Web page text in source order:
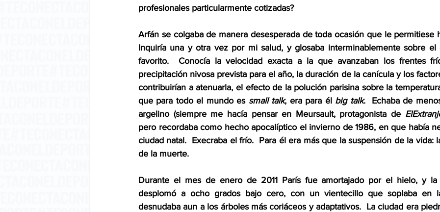
profesionales particularmente cotizadas?
Arfán se colgaba de manera desesperada de toda ocasión que le permitiese
Inquiría una y otra vez por mi salud, y glosaba interminablemente sobre el
favorito.  Conocía la velocidad exacta a la que avanzaban los frentes
precipitación nivosa prevista para el año, la duración de la canícula y los
contribuirían a atenuarla, el efecto de la polución parisina sobre la
que para todo el mundo es small talk, era para él big talk.  Echaba de
argelino (siempre me hacía pensar en Meursault, protagonista de
pero recordaba como hecho apocalíptico el invierno de 1986, en que había
ciudad natal.  Execraba el frío.  Para él era más que la suspensión de la vida:
de la muerte.
Durante el mes de enero de 2011 París fue amortajado por el hielo, y la
desplomó a ocho grados bajo cero, con un vientecillo que soplaba en
desnudaba aun a los árboles más coriáceos y adaptativos.  La ciudad era